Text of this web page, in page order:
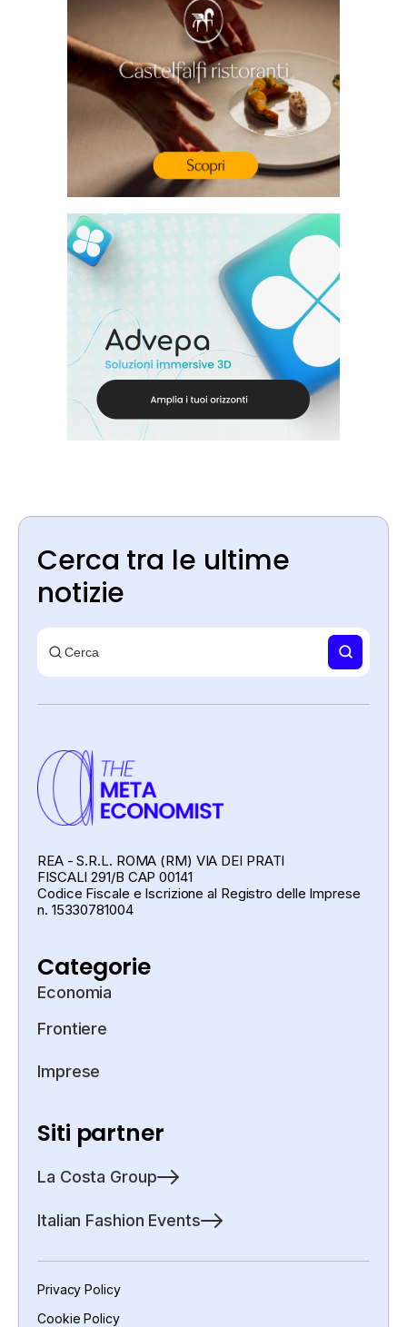
Cerca tra le ultime
notizie
REA - S.R.L. ROMA (RM) VIA DEI PRATI
FISCALI 291/B CAP 00141
Codice Fiscale e Iscrizione al Registro delle Imprese
n. 15330781004
Categorie
Economia
Frontiere
Imprese
Siti partner
La Costa Group
Italian Fashion Events
Privacy Policy
Cookie Policy